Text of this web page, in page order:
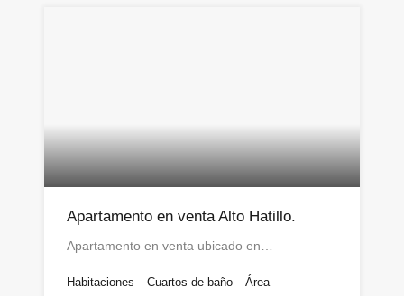
Apartamento en venta Alto Hatillo.
Apartamento en venta ubicado en…
Habitaciones Cuartos de baño Área